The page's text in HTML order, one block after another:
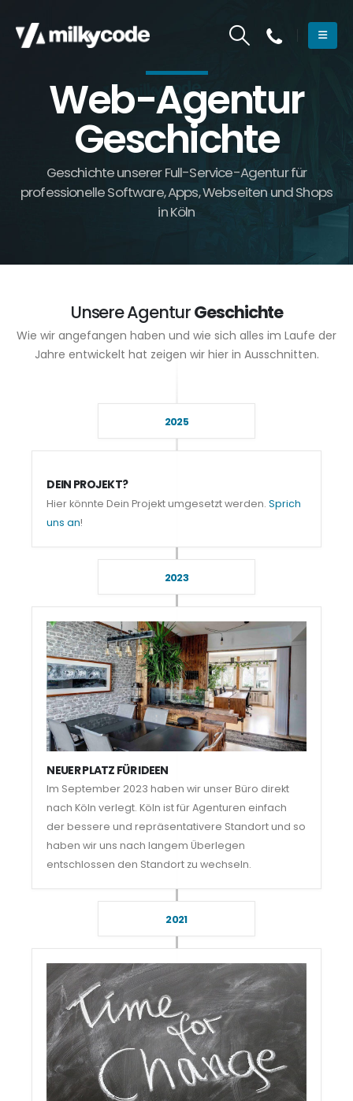
Web-Agentur
Geschichte
Geschichte unserer Full-Service-Agentur für
professionelle Software, Apps, Webseiten und Shops
in Köln
Unsere AgenturGeschichte
Wie wir angefangen haben und wie sich alles im Laufe der
Jahre entwickelt hat zeigen wir hier in Ausschnitten.
2025
DEIN PROJEKT?
Hier könnte Dein Projekt umgesetzt werden.Sprich
uns an!
2023
NEUER PLATZ FÜR IDEEN
Im September 2023 haben wir unser Büro direkt
nach Köln verlegt. Köln ist für Agenturen einfach
der bessere und repräsentativere Standort und so
haben wir uns nach langem Überlegen
entschlossen den Standort zu wechseln.
2021